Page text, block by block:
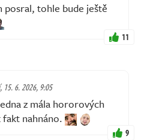
posral, tohle bude ještě
11
15. 6. 2026, 9:05
z mála hororových
nahnáno.
9